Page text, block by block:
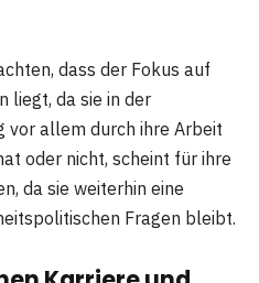
dass der Fokus auf
liegt, da sie in der
vor allem durch ihre Arbeit
oder nicht, scheint für ihre
da sie weiterhin eine
Fragen bleibt.